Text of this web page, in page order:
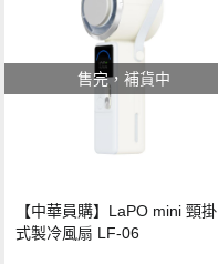
售完，補貨中
【中華員購】LaPO mini 頸掛
式製冷風扇 LF-06